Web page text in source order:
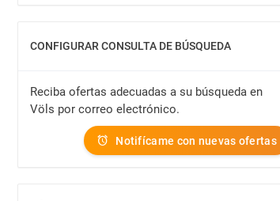
CONFIGURAR CONSULTA DE BÚSQUEDA
MOSTRAR
Reciba ofertas adecuadas a su búsqueda en
Völs por correo electrónico.
Notifícame con nuevas ofertas